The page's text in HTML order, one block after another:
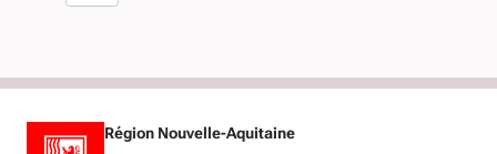
Région Nouvelle-Aquitaine